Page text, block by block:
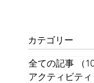
カテゴリー
全ての記事
（
アクティビティ